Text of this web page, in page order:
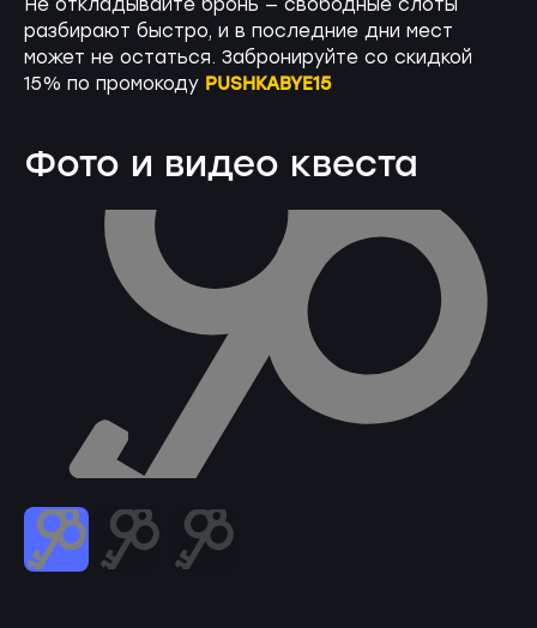
Не откладывайте бронь — свободные слоты
разбирают быстро, и в последние дни мест
может не остаться. Забронируйте со скидкой
15% по промокоду PUSHKABYE15
Фото и видео квеста